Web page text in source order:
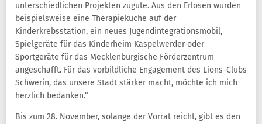
unterschiedlichen Projekten zugute. Aus den Erlösen wurden
beispielsweise eine Therapieküche auf der
Kinderkrebsstation, ein neues Jugendintegrationsmobil,
Spielgeräte für das Kinderheim Kaspelwerder oder
Sportgeräte für das Mecklenburgische Förderzentrum
angeschafft. Für das vorbildliche Engagement des Lions-Clubs
Schwerin, das unsere Stadt stärker macht, möchte ich mich
herzlich bedanken.“
Bis zum 28. November, solange der Vorrat reicht, gibt es den